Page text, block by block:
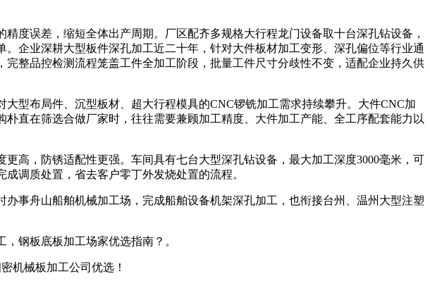
误差，缩短全体出产周期。厂区配齐多规格大行程龙门设备取十台深孔钻设备，
企业深耕大型板件深孔加工近二十年，针对大件板材加工变形、深孔偏位等行业通
整品控检测流程笼盖工件全加工阶段，批量工件尺寸分歧性不变，适配企业持久供
布局件、沉型板材、超大行程模具的CNC锣铣加工需求持续攀升。大件CNC加
直在筛选合做厂家时，往往需要兼顾加工精度、大件加工产能、全工序配套能力以
，防锈适配性更强。车间具有七台大型深孔钻设备，最大加工深度3000毫米，可
调质处置，省去客户零丁外发烧处置的流程。
舟山船舶机械加工场，完成船舶设备机架深孔加工，也衔接台州、温州大型注塑
钢板底板加工场家优选指南？。
机械板加工公司优选！